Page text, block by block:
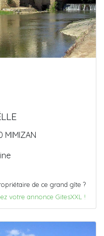
MIMIZAN
de ce grand gîte ?
votre annonce GitesXXL !